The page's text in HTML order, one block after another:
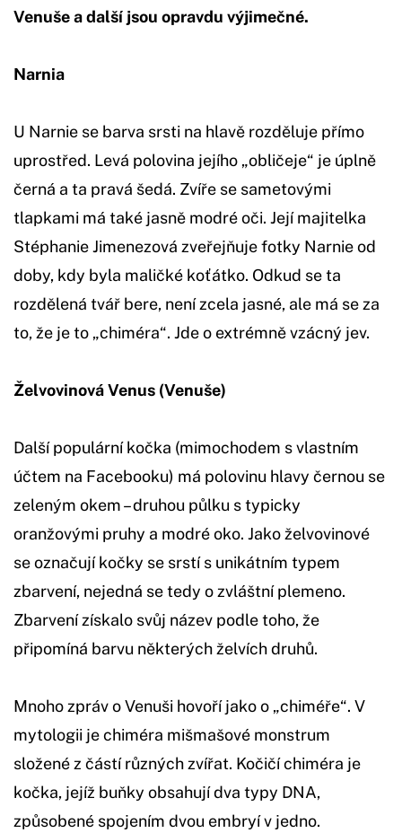
Venuše a další jsou opravdu výjimečné.
Narnia
U Narnie se barva srsti na hlavě rozděluje přímo
uprostřed. Levá polovina jejího „obličeje“ je úplně
černá a ta pravá šedá. Zvíře se sametovými
tlapkami má také jasně modré oči. Její majitelka
Stéphanie Jimenezová zveřejňuje fotky Narnie od
doby, kdy byla maličké koťátko. Odkud se ta
rozdělená tvář bere, není zcela jasné, ale má se za
to, že je to „chiméra“. Jde o extrémně vzácný jev.
Želvovinová Venus (Venuše)
Další populární kočka (mimochodem s vlastním
účtem na Facebooku) má polovinu hlavy černou se
zeleným okem – druhou půlku s typicky
oranžovými pruhy a modré oko. Jako želvovinové
se označují kočky se srstí s unikátním typem
zbarvení, nejedná se tedy o zvláštní plemeno.
Zbarvení získalo svůj název podle toho, že
připomíná barvu některých želvích druhů.
Mnoho zpráv o Venuši hovoří jako o „chiméře“. V
mytologii je chiméra mišmašové monstrum
složené z částí různých zvířat. Kočičí chiméra je
kočka, jejíž buňky obsahují dva typy DNA,
způsobené spojením dvou embryí v jedno.